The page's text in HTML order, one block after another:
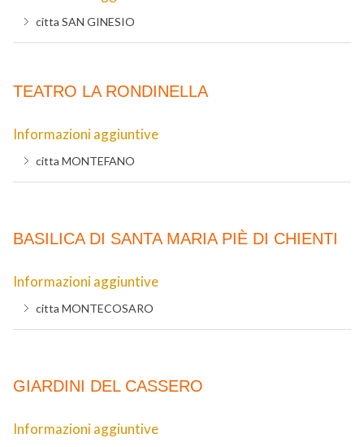
citta SAN GINESIO
TEATRO LA RONDINELLA
Informazioni aggiuntive
citta MONTEFANO
BASILICA DI SANTA MARIA PIÈ DI CHIENTI
Informazioni aggiuntive
citta MONTECOSARO
GIARDINI DEL CASSERO
Informazioni aggiuntive